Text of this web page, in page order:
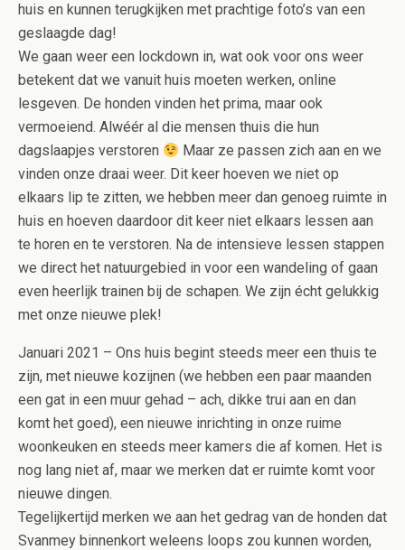
huis en kunnen terugkijken met prachtige foto’s van een
geslaagde dag!
We gaan weer een lockdown in, wat ook voor ons weer
betekent dat we vanuit huis moeten werken, online
lesgeven. De honden vinden het prima, maar ook
vermoeiend. Alwéér al die mensen thuis die hun
dagslaapjes verstoren
Maar ze passen zich aan en we
vinden onze draai weer. Dit keer hoeven we niet op
elkaars lip te zitten, we hebben meer dan genoeg ruimte in
huis en hoeven daardoor dit keer niet elkaars lessen aan
te horen en te verstoren. Na de intensieve lessen stappen
we direct het natuurgebied in voor een wandeling of gaan
even heerlijk trainen bij de schapen. We zijn écht gelukkig
met onze nieuwe plek!
Januari 2021 – Ons huis begint steeds meer een thuis te
zijn, met nieuwe kozijnen (we hebben een paar maanden
een gat in een muur gehad – ach, dikke trui aan en dan
komt het goed), een nieuwe inrichting in onze ruime
woonkeuken en steeds meer kamers die af komen. Het is
nog lang niet af, maar we merken dat er ruimte komt voor
nieuwe dingen.
Tegelijkertijd merken we aan het gedrag van de honden dat
Svanmey binnenkort weleens loops zou kunnen worden,